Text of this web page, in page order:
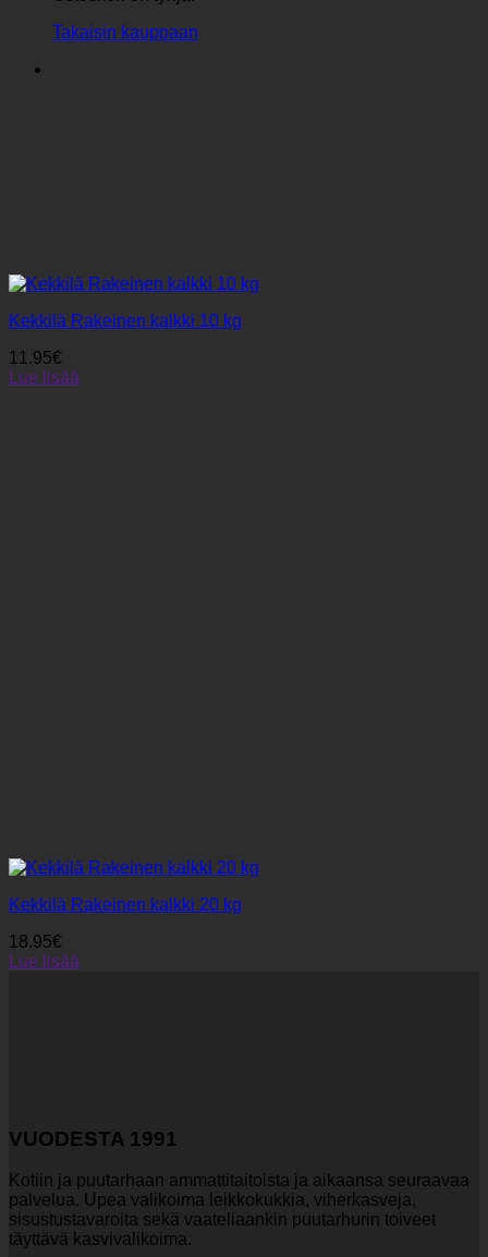
Takaisin kauppaan
Kekkilä Rakeinen kalkki 10 kg
11.95€
Lue lisää
Kekkilä Rakeinen kalkki 20 kg
18.95€
Lue lisää
VUODESTA 1991
Kotiin ja puutarhaan ammattitaitoista ja aikaansa seuraavaa
palvelua. Upea valikoima leikkokukkia, viherkasveja,
sisustustavaroita sekä vaateliaankin puutarhurin toiveet
täyttävä kasvivalikoima.